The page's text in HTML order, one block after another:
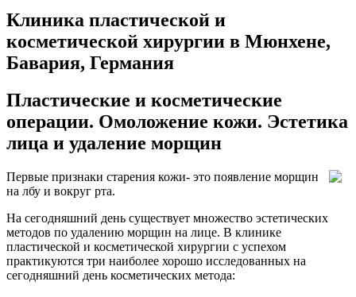
Клиника пластической и
косметической хирургии в Мюнхене,
Бавария, Германия
Пластические и косметические
операции. Омоложение кожи. Эстетика
лица и удаление морщин
Первые признаки старения кожи- это появление морщин
на лбу и вокруг рта.
На сегодняшний день существует множество эстетических
методов по удалению морщин на лице. В клинике
пластической и косметической хирургии с успехом
практикуются три наиболее хорошо исследованных на
сегодняшний день косметических метода: